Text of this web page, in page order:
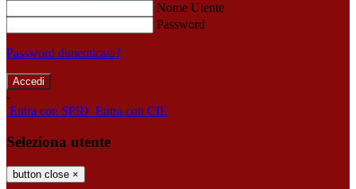
Nome Utente
Password
Password dimenticata?
-
Entra con SPID Entra con CIE
Seleziona utente
button close ×